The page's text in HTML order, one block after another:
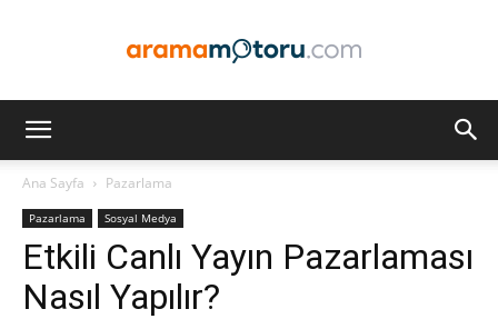
Ana Sayfa Pazarlama
Pazarlama Sosyal Medya
Etkili Canlı Yayın Pazarlaması
Nasıl Yapılır?